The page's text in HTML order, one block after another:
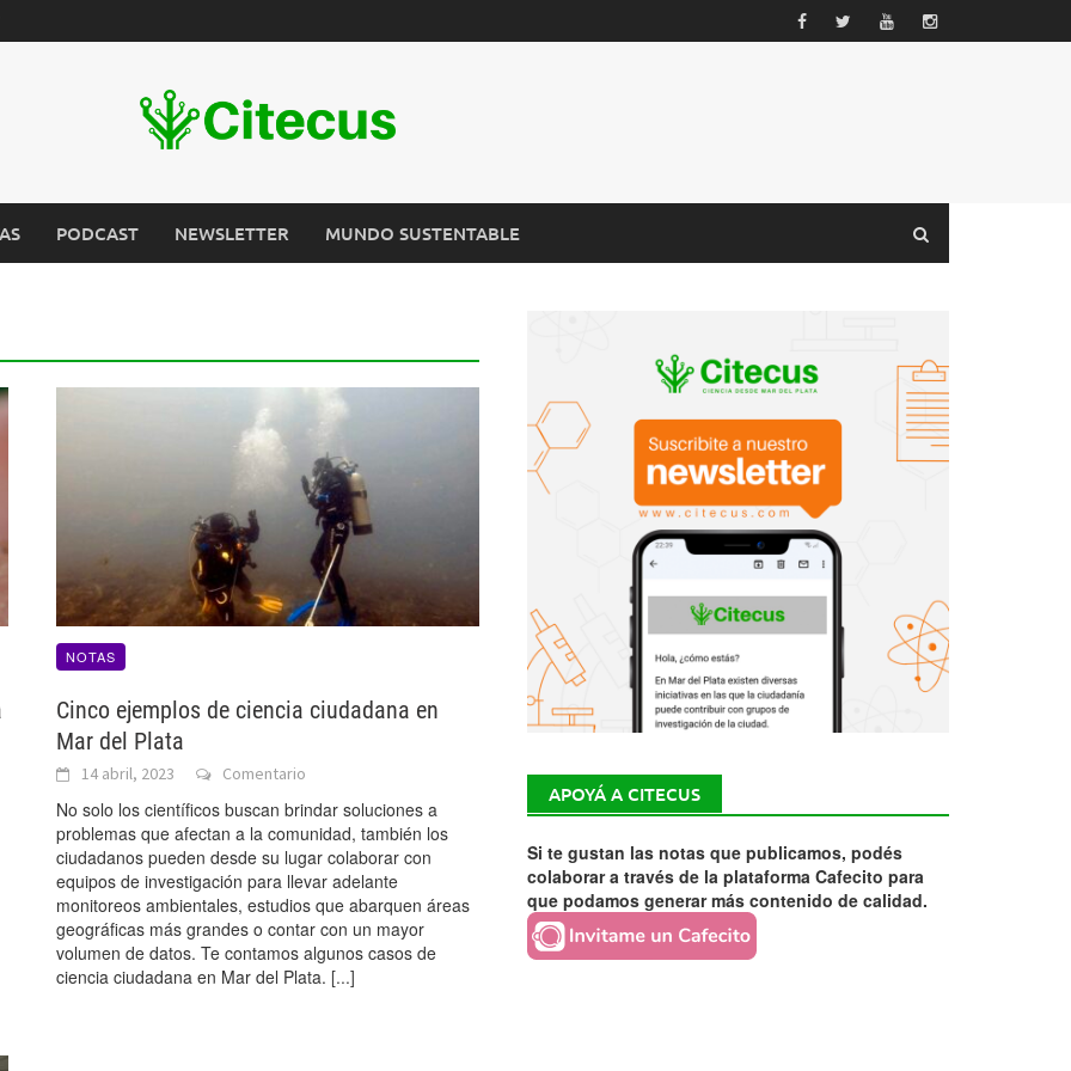
PODCAST NEWSLETTER MUNDO SUSTENTABLE
NOTAS
Cinco ejemplos de ciencia ciudadana en
Mar del Plata
14 abril, 2023 Comentario
No solo los científicos buscan brindar soluciones a
problemas que afectan a la comunidad, también los
ciudadanos pueden desde su lugar colaborar con
equipos de investigación para llevar adelante
monitoreos ambientales, estudios que abarquen áreas
geográficas más grandes o contar con un mayor
volumen de datos. Te contamos algunos casos de
ciencia ciudadana en Mar del Plata. [...]
APOYÁ A CITECUS
Si te gustan las notas que publicamos, podés
colaborar a través de la plataforma Cafecito para
que podamos generar más contenido de calidad.